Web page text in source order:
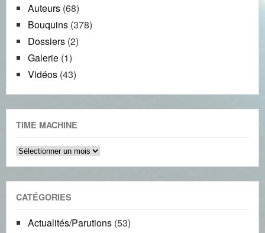
Auteurs (68)
Bouquins (378)
Dossiers (2)
Galerie (1)
Vidéos (43)
TIME MACHINE
Time
CATÉGORIES
Actualités/Parutions (53)